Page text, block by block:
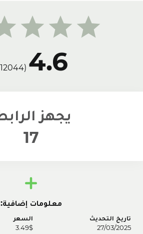
4.6
(112044)
16
معلومات إضافية:
تاريخ التحديث
27/03/2025
السعر
3.49$